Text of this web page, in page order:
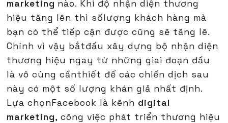
marketing nào. Khi độ nhận diện thương
hiệu tăng lên thì sốlượng khách hàng mà
bạn có thể tiếp cận được cũng sẽ tăng lê.
Chính vì vậy bắtđầu xây dựng bộ nhận diện
thương hiệu ngay từ những giai đoạn đầu
là vô cùng cầnthiết để các chiến dịch sau
này có một số lượng khán giả nhất định.
Lựa chọnFacebook là kênh digital
marketing, công việc phát triển thương hiệu